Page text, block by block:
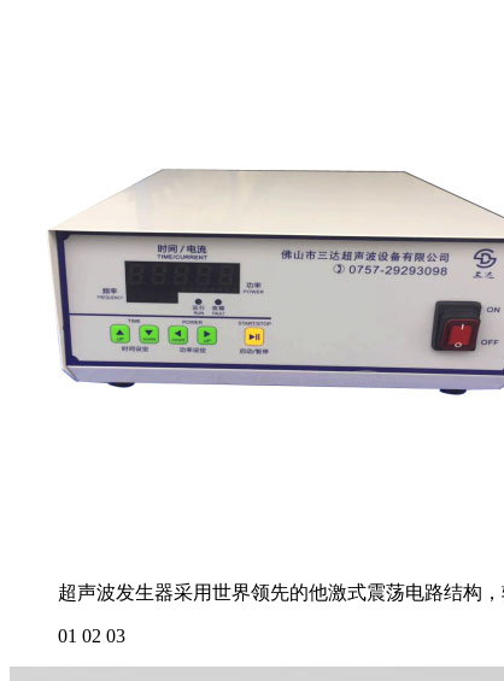
超声波发生器采用世界领先的他激式震荡电路结构
01 02 03